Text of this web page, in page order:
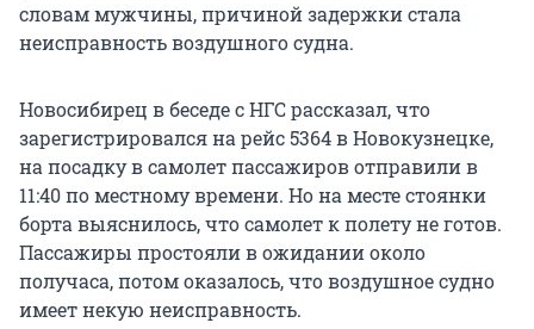
словам мужчины, причиной задержки стала
неисправность воздушного судна.
Новосибирец в беседе с НГС рассказал, что
зарегистрировался на рейс 5364 в Новокузнецке,
на посадку в самолет пассажиров отправили в
11:40 по местному времени. Но на месте стоянки
борта выяснилось, что самолет к полету не готов.
Пассажиры простояли в ожидании около
получаса, потом оказалось, что воздушное судно
имеет некую неисправность.